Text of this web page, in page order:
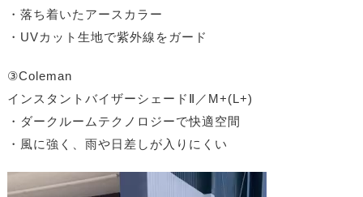
・落ち着いたアースカラー
・UVカット生地で紫外線をガード
③Coleman
インスタントバイザーシェードⅡ／M+(L+)
・ダークルームテクノロジーで快適空間
・風に強く、雨や日差しが入りにくい